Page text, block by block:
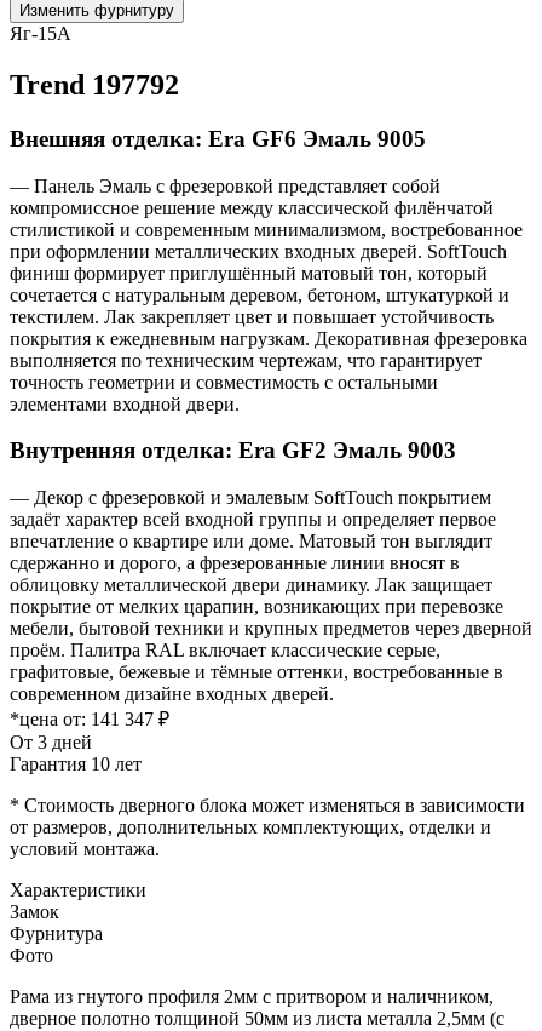
Изменить фурнитуру
Яг-15А
Trend 197792
Внешняя отделка: Era GF6 Эмаль 9005
— Панель Эмаль с фрезеровкой представляет собой
компромиссное решение между классической филёнчатой
стилистикой и современным минимализмом, востребованное
при оформлении металлических входных дверей. SoftTouch
финиш формирует приглушённый матовый тон, который
сочетается с натуральным деревом, бетоном, штукатуркой и
текстилем. Лак закрепляет цвет и повышает устойчивость
покрытия к ежедневным нагрузкам. Декоративная фрезеровка
выполняется по техническим чертежам, что гарантирует
точность геометрии и совместимость с остальными
элементами входной двери.
Внутренняя отделка: Era GF2 Эмаль 9003
— Декор с фрезеровкой и эмалевым SoftTouch покрытием
задаёт характер всей входной группы и определяет первое
впечатление о квартире или доме. Матовый тон выглядит
сдержанно и дорого, а фрезерованные линии вносят в
облицовку металлической двери динамику. Лак защищает
покрытие от мелких царапин, возникающих при перевозке
мебели, бытовой техники и крупных предметов через дверной
проём. Палитра RAL включает классические серые,
графитовые, бежевые и тёмные оттенки, востребованные в
современном дизайне входных дверей.
*цена от: 141 347 ₽
От 3 дней
Гарантия 10 лет
* Стоимость дверного блока может изменяться в зависимости
от размеров, дополнительных комплектующих, отделки и
условий монтажа.
Характеристики
Замок
Фурнитура
Фото
Рама из гнутого профиля 2мм с притвором и наличником,
дверное полотно толщиной 50мм из листа металла 2,5мм (с